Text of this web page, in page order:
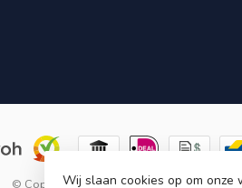
© Copyright 2026 KING Microschroeven
Wij slaan cookies op om onze